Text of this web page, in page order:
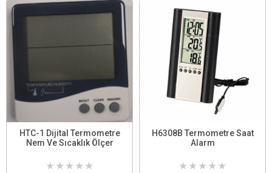
HTC-1 Dijital Termometre
Nem Ve Sıcaklık Ölçer
★ ★ ★ ★ ★
H6308B Termometre Saat
Alarm
★ ★ ★ ★ ★